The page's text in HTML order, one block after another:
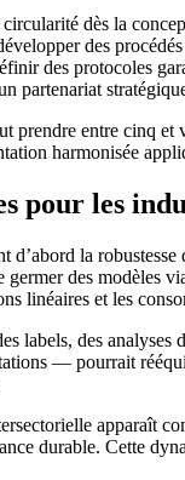
dès la
des
des protocoles
partenariat
prendre entre cinq
harmonisée
pour les
d’abord la
germer des modèles
linéaires et les
labels, des
— pourrait
apparaît
durable. Cette